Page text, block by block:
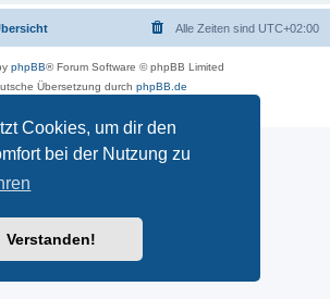
Cookies, um dir den
bei der Nutzung zu
Verstanden!
Alle Zeiten sind UTC+02:00
phpBB® Forum Software © phpBB Limited
Übersetzung durch phpBB.de